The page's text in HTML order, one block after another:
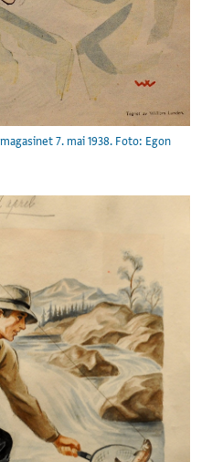
7. mai 1938. Foto: Egon